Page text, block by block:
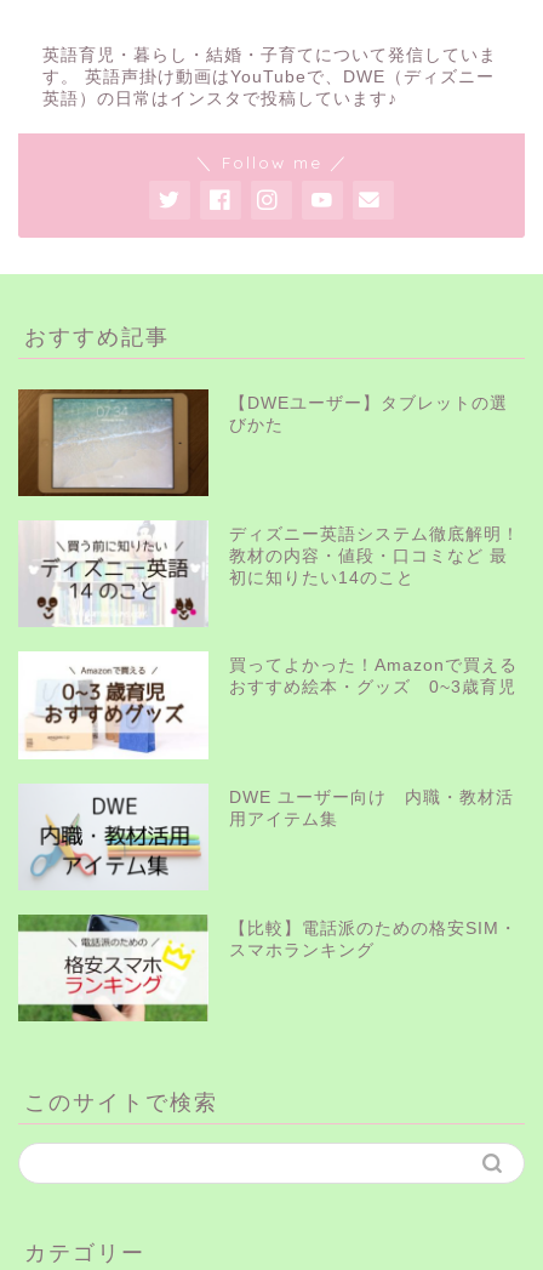
英語育児・暮らし・結婚・子育てについて発信していま
す。 英語声掛け動画はYouTubeで、DWE（ディズニー
英語）の日常はインスタで投稿しています♪
＼ Follow me ／
おすすめ記事
【DWEユーザー】タブレットの選
びかた
ディズニー英語システム徹底解明！
教材の内容・値段・口コミなど 最
初に知りたい14のこと
買ってよかった！Amazonで買える
おすすめ絵本・グッズ 0~3歳育児
DWE ユーザー向け 内職・教材活
用アイテム集
【比較】電話派のための格安SIM・
スマホランキング
このサイトで検索
カテゴリー